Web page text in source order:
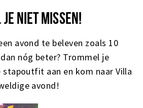
JE NIET MISSEN!
avond te beleven zoals 10
nóg beter? Trommel je
aan en kom naar Villa
avond!